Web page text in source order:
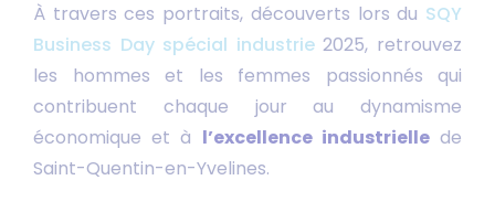
À travers ces portraits, découverts lors du SQY
Business Day spécial industrie2025, retrouvez
les hommes et les femmes passionnés qui
contribuent chaque jour au dynamisme
économique et à l’excellence industriellede
Saint-Quentin-en-Yvelines.